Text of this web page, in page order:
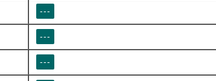
---
---
---